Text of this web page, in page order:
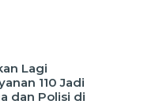
Lagi
110 Jadi
dan Polisi di